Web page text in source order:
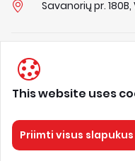
Savanorių pr.
STORENTVisos teisės
Privacy Policy
About us
This website uses
Priimti visus slapukus